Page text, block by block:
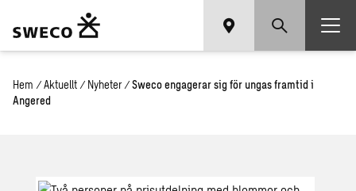
Hem / Aktuellt / Nyheter / Sweco engagerar sig för ungas framtid i
Angered